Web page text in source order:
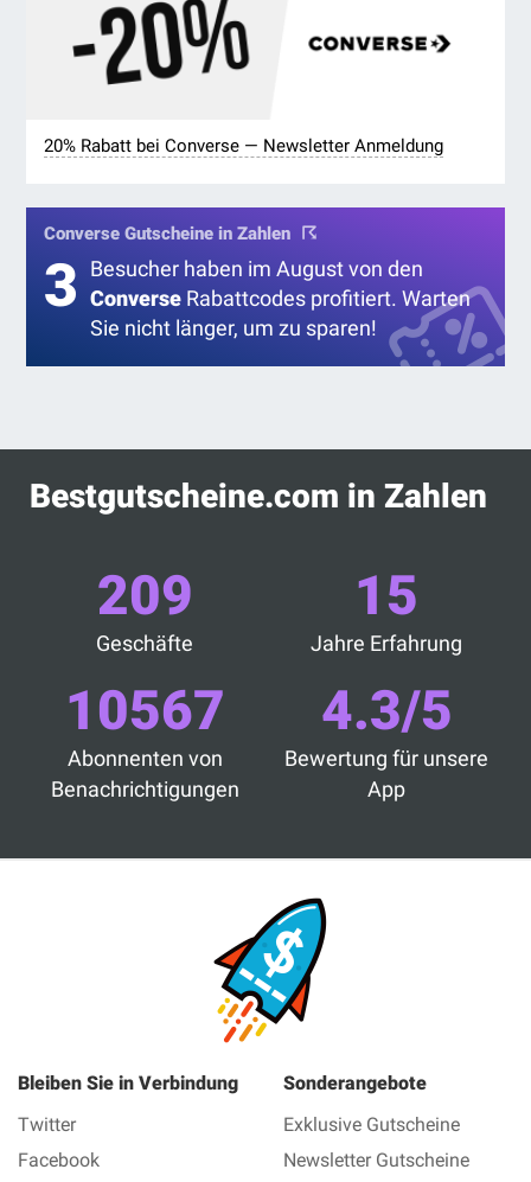
20% Rabatt bei Converse — Newsletter Anmeldung
Converse Gutscheine in Zahlen
3
Besucher haben im August von den
Converse Rabattcodes profitiert. Warten
Sie nicht länger, um zu sparen!
Bestgutscheine.com in Zahlen
209
Geschäfte
15
Jahre Erfahrung
10567
Abonnenten von
Benachrichtigungen
4.3/5
Bewertung für unsere
App
Bleiben Sie in Verbindung
Twitter
Facebook
Sonderangebote
Exklusive Gutscheine
Newsletter Gutscheine